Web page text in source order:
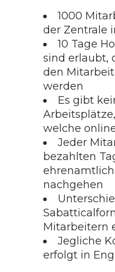
1000
der Zentrale
10 Tage
sind erlaubt,
den
werden
Es gibt
welche
Jeder
bezahlten
nachgehen
Mitarbeitern
Jegliche
erfolgt in